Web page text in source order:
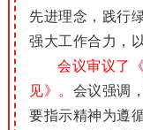
先进理念，践行
强大工作合力，
会议审议了
见》。 会议强调
要指示精神为遵